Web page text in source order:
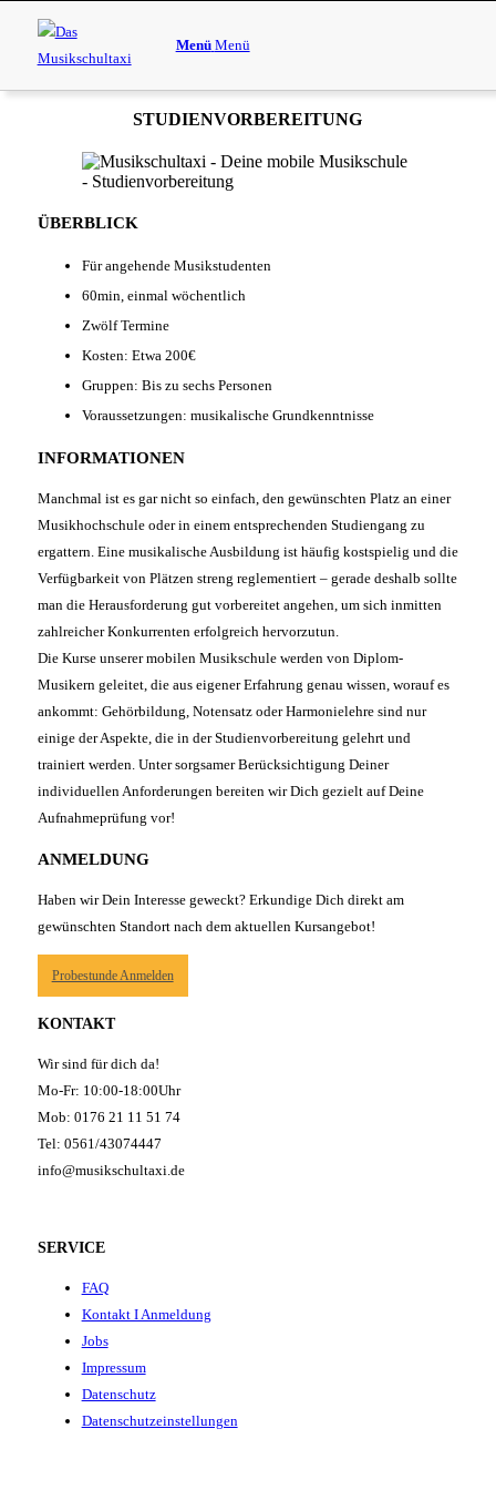
Menü Menü
STUDIENVORBEREITUNG
ÜBERBLICK
Für angehende Musikstudenten
60min, einmal wöchentlich
Zwölf Termine
Kosten: Etwa 200€
Gruppen: Bis zu sechs Personen
Voraussetzungen: musikalische Grundkenntnisse
INFORMATIONEN
Manchmal ist es gar nicht so einfach, den gewünschten Platz an einer
Musikhochschule oder in einem entsprechenden Studiengang zu
ergattern. Eine musikalische Ausbildung ist häufig kostspielig und die
Verfügbarkeit von Plätzen streng reglementiert – gerade deshalb sollte
man die Herausforderung gut vorbereitet angehen, um sich inmitten
zahlreicher Konkurrenten erfolgreich hervorzutun.
Die Kurse unserer mobilen Musikschule werden von Diplom-
Musikern geleitet, die aus eigener Erfahrung genau wissen, worauf es
ankommt: Gehörbildung, Notensatz oder Harmonielehre sind nur
einige der Aspekte, die in der Studienvorbereitung gelehrt und
trainiert werden. Unter sorgsamer Berücksichtigung Deiner
individuellen Anforderungen bereiten wir Dich gezielt auf Deine
Aufnahmeprüfung vor!
ANMELDUNG
Haben wir Dein Interesse geweckt? Erkundige Dich direkt am
gewünschten Standort nach dem aktuellen Kursangebot!
Probestunde Anmelden
KONTAKT
Wir sind für dich da!
Mo-Fr: 10:00-18:00Uhr
Mob: 0176 21 11 51 74
Tel: 0561/43074447
info@musikschultaxi.de
SERVICE
FAQ
Kontakt I Anmeldung
Jobs
Impressum
Datenschutz
Datenschutzeinstellungen